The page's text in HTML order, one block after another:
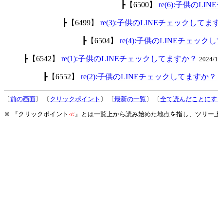
┣【6500】 re(6):子供の
┣【6499】 re(3):子供のLINEチェックしてま
┣【6504】 re(4):子供のLINEチェック
┣【6542】 re(1):子供のLINEチェックしてますか？ 2024/
┣【6552】 re(2):子供のLINEチェックしてますか？
〔前の画面〕 〔 クリックポイント 〕 〔最新の一覧 〕 〔全て読んだことに
※ 『クリックポイント ≪』とは一覧上から読み始めた地点を指し、ツリ